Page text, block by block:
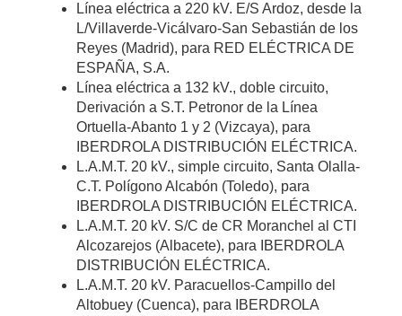
Línea eléctrica a 220 kV. E/S Ardoz, desde la
L/Villaverde-Vicálvaro-San Sebastián de los
Reyes (Madrid), para RED ELÉCTRICA DE
ESPAÑA, S.A.
Línea eléctrica a 132 kV., doble circuito,
Derivación a S.T. Petronor de la Línea
Ortuella-Abanto 1 y 2 (Vizcaya), para
IBERDROLA DISTRIBUCIÓN ELÉCTRICA.
L.A.M.T. 20 kV., simple circuito, Santa Olalla-
C.T. Polígono Alcabón (Toledo), para
IBERDROLA DISTRIBUCIÓN ELÉCTRICA.
L.A.M.T. 20 kV. S/C de CR Moranchel al CTI
Alcozarejos (Albacete), para IBERDROLA
DISTRIBUCIÓN ELÉCTRICA.
L.A.M.T. 20 kV. Paracuellos-Campillo del
Altobuey (Cuenca), para IBERDROLA